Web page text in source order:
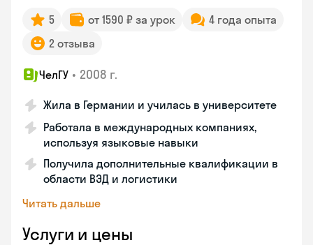
5 от 1590 ₽ за урок
4 года опыта
2 отзыва
ЧелГУ • 2008 г.
Жила в Германии и училась в университете
Работала в международных компаниях,
используя языковые навыки
Получила дополнительные квалификации в
области ВЭД и логистики
Читать дальше
Услуги и цены